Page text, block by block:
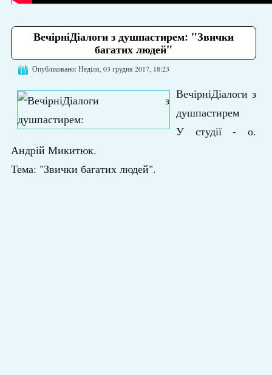
ВечірніДіалоги з душпастирем: "Звички
багатих людей"
Опубліковано: Неділя, 03 грудня 2017, 18:23
ВечірніДіалоги з
душпастирем
У студії - о.
Андрій Микитюк.
Тема: "Звички багатих людей".